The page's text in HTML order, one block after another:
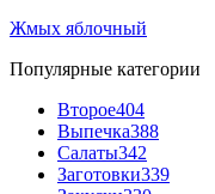
Жмых яблочный
Популярные категории
Второе404
Выпечка388
Салаты342
Заготовки339